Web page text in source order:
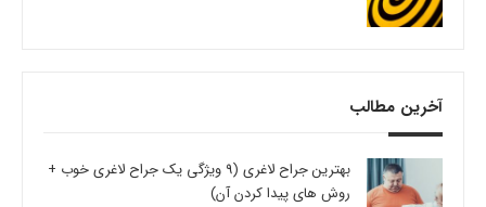
آخرین مطالب
بهترین جراح لاغری (9 ویژگی یک جراح لاغری خوب +
روش های پیدا کردن آن)